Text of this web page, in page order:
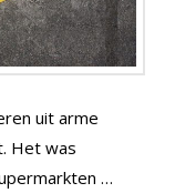
uit arme
Het was
…